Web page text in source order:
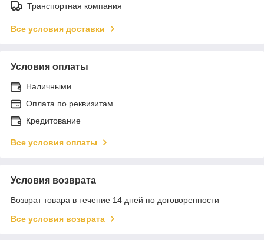
Транспортная компания
Все условия доставки
Условия оплаты
Наличными
Оплата по реквизитам
Кредитование
Все условия оплаты
Условия возврата
Возврат товара в течение 14 дней по договоренности
Все условия возврата